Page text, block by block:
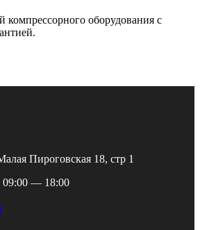
компрессорного оборудования с
Пироговская 18, стр 1
— 18:00